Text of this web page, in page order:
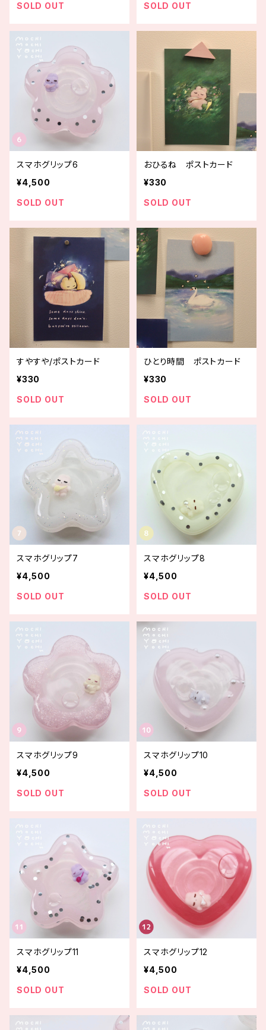
SOLD OUT
SOLD OUT
スマホグリップ6
¥4,500
SOLD OUT
おひるね ポストカード
¥330
SOLD OUT
すやすや/ポストカード
¥330
SOLD OUT
ひとり時間 ポストカード
¥330
SOLD OUT
スマホグリップ7
¥4,500
SOLD OUT
スマホグリップ8
¥4,500
SOLD OUT
スマホグリップ9
¥4,500
SOLD OUT
スマホグリップ10
¥4,500
SOLD OUT
スマホグリップ11
¥4,500
SOLD OUT
スマホグリップ12
¥4,500
SOLD OUT